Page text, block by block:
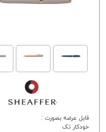
قابل عرضه بصورت :
خودکار تک